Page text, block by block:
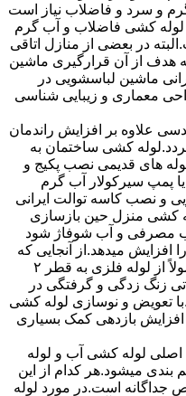
و سرد و فاضلاب نیاز است
لوله کشی فاضلاب و آب گرم
در بعضی از منازل اتاقی
هدف از آن قرارگیری ماشین
ماشین لباسشویی در
معماری و زیبایی شناسی
علاوه بر افزایش راندمان
کشی ساختمان به
های قدیمی نصب پکیج و
پمپ سیرکولار آب گرم
و نصب کاسه توالت ایرانی
کشی منزل حین بازسازی
آب مصرفی و آب شوفاژ شود
افزایش میدهد.از آنجایی که
برای لوله کشی داخلی ساختمان معمولاً از لوله فلزی به قطر ۲
زنگ زدگی و گرفتگی در
تعویض و نوسازی لوله کشی
بازدهی کمک بسیاری
لوله کشی آب و لوله
میشود.هر کدام از این
جداگانه است.در مورد لوله